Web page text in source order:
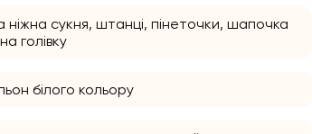
ніжна сукня, штанці, пінеточки, шапочка
голівку
білого кольору